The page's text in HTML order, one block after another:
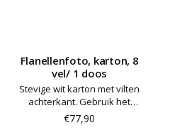
Flanellenfoto, karton, 8
vel/ 1 doos
Stevige wit karton met vilten
achterkant. Gebruik het
kaartenpaneel bijvoorbeeld om
je eigen Flano-sprookje te
€77,90